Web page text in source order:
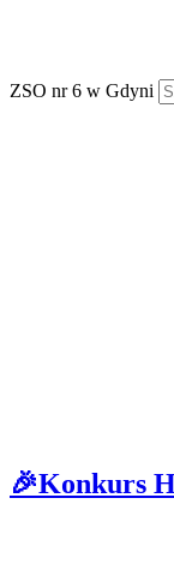
ZSO nr 6 w Gdyni
🎉Konkurs